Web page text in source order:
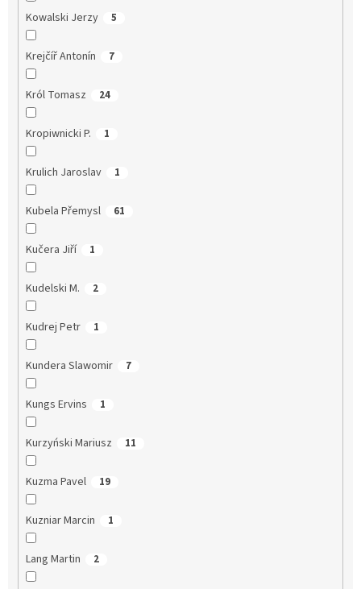
Kowalski Jerzy 5
Krejčíř Antonín 7
Król Tomasz 24
Kropiwnicki P. 1
Krulich Jaroslav 1
Kubela Přemysl 61
Kučera Jiří 1
Kudelski M. 2
Kudrej Petr 1
Kundera Slawomir 7
Kungs Ervins 1
Kurzyński Mariusz 11
Kuzma Pavel 19
Kuzniar Marcin 1
Lang Martin 2